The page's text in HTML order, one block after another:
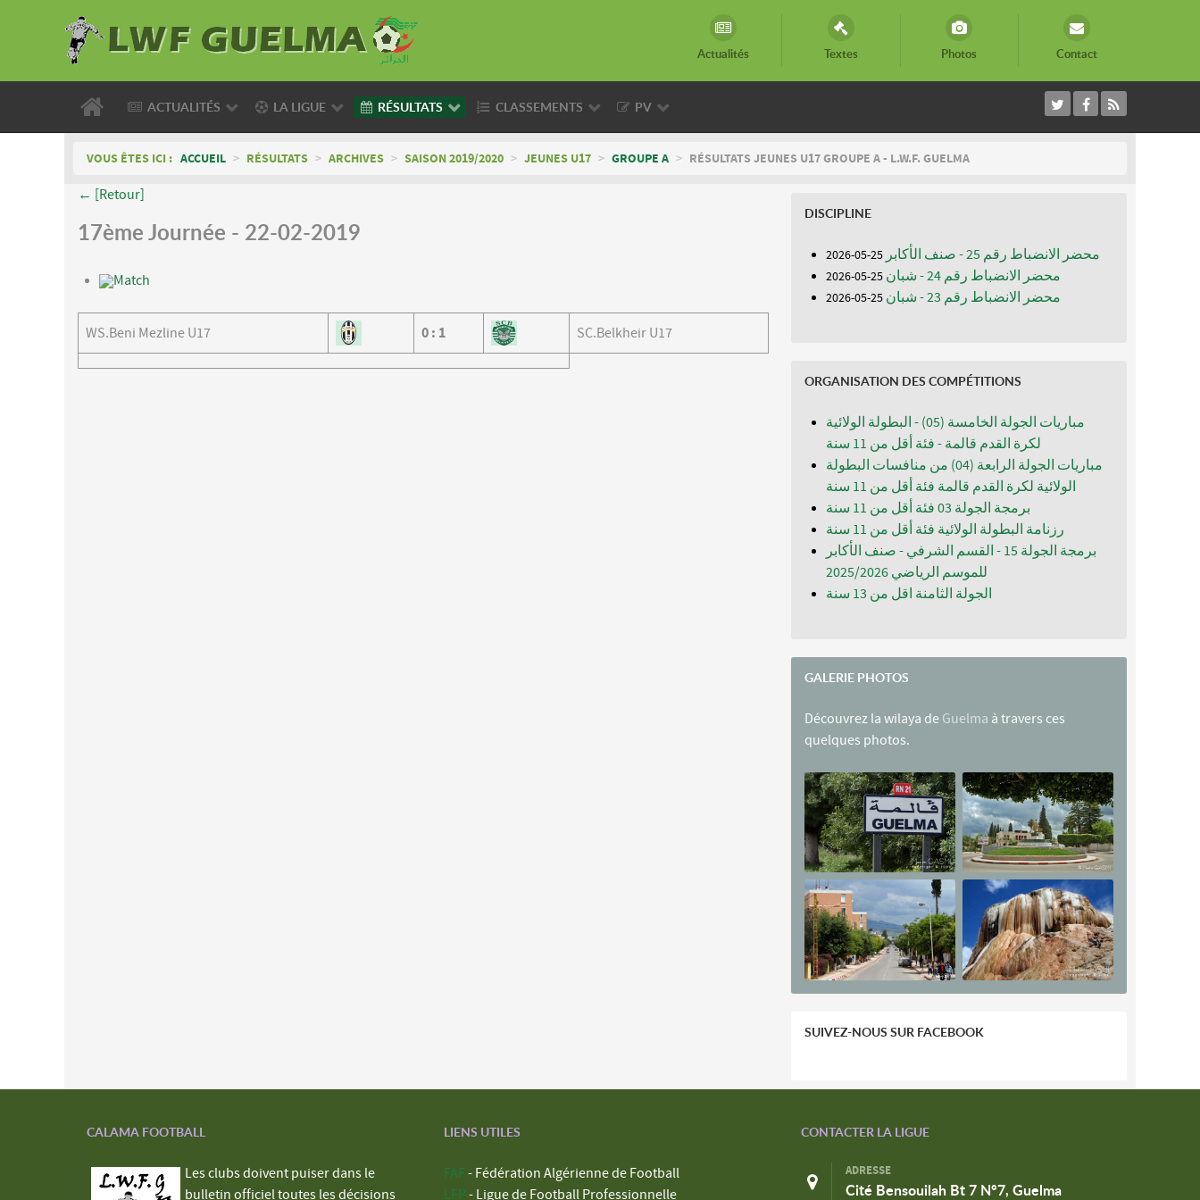
Actualités Textes Photos Contact
ACTUALITÉS LA LIGUE RÉSULTATS CLASSEMENTS PV
VOUS ÊTES ICI : ACCUEIL > RÉSULTATS > ARCHIVES > SAISON 2019/2020 > JEUNES U17 > GROUPE A > RÉSULTATS JEUNES U17 GROUPE A - L.W.F. GUELMA
← [Retour]
17ème Journée - 22-02-2019
Match
WS.Beni Mezline U17 0 : 1 SC.Belkheir U17
DISCIPLINE
محضر الانضباط رقم 25 - صنف الأكابر 25-05-2026
محضر الانضباط رقم 24 - شبان 25-05-2026
محضر الانضباط رقم 23 - شبان 25-05-2026
ORGANISATION DES COMPÉTITIONS
مباريات الجولة الخامسة (05) - البطولة الولائية
لكرة القدم قالمة - فئة أقل من 11 سنة
مباريات الجولة الرابعة (04) من منافسات البطولة
الولائية لكرة القدم قالمة فئة أقل من 11 سنة
برمجة الجولة 03 فئة أقل من 11 سنة
رزنامة البطولة الولائية فئة أقل من 11 سنة
برمجة الجولة 15 - القسم الشرفي - صنف الأكابر
للموسم الرياضي 2025/2026
الجولة الثامنة اقل من 13 سنة
GALERIE PHOTOS
Découvrez la wilaya de Guelma à travers ces
quelques photos.
SUIVEZ-NOUS SUR FACEBOOK
CALAMA FOOTBALL
Les clubs doivent puiser dans le
bulletin officiel toutes les décisions
LIENS UTILES
FAF - Fédération Algérienne de Football
LFP - Ligue de Football Professionnelle
CONTACTER LA LIGUE
ADRESSE
Cité Bensouilah Bt 7 N°7, Guelma